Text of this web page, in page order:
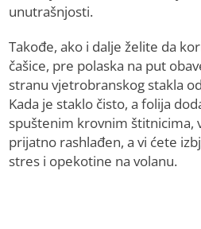
unutrašnjosti.
Takođe, ako i dalje želite da
čašice, pre polaska na put
stranu vjetrobranskog stakla
Kada je staklo čisto, a folija
spuštenim krovnim štitnicima,
prijatno rashlađen, a vi ćete
stres i opekotine na volanu.